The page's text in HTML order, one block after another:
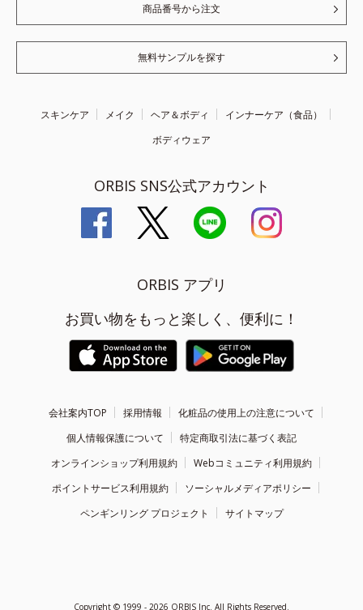
商品番号から注文
無料サンプルを探す
スキンケア メイク ヘア＆ボディ
インナーケア（食品）
ボディウェア
ORBIS SNS公式アカウント
ORBIS アプリ
お買い物をもっと楽しく、便利に！
会社案内TOP 採用情報
化粧品の使用上の注意について
個人情報保護について
特定商取引法に基づく表記
オンラインショップ利用規約
Webコミュニティ利用規約
ポイントサービス利用規約
ソーシャルメディアポリシー
ペンギンリング プロジェクト
サイトマップ
Copyright © 1999 - 2026 ORBIS Inc. All Rights Reserved.